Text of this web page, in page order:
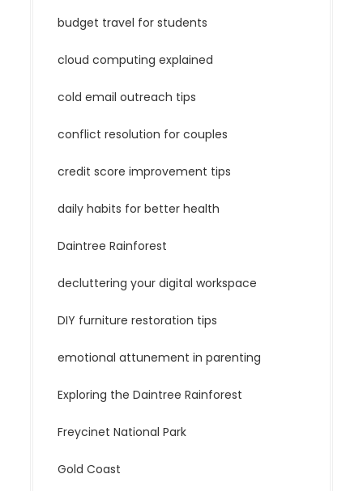
budget travel for students
cloud computing explained
cold email outreach tips
conflict resolution for couples
credit score improvement tips
daily habits for better health
Daintree Rainforest
decluttering your digital workspace
DIY furniture restoration tips
emotional attunement in parenting
Exploring the Daintree Rainforest
Freycinet National Park
Gold Coast